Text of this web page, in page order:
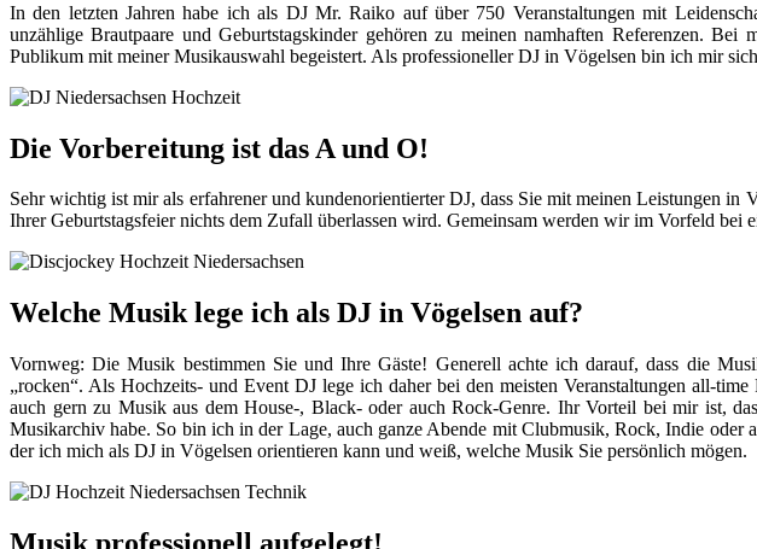
In den letzten Jahren habe ich als DJ Mr. Raiko auf über 750 Veranstaltungen mit
unzählige Brautpaare und Geburtstagskinder gehören zu meinen namhaften Referenzen.
Publikum mit meiner Musikauswahl begeistert. Als professioneller DJ in Vögelsen bin ich mir
Die Vorbereitung ist das A und O!
Sehr wichtig ist mir als erfahrener und kundenorientierter DJ, dass Sie mit meinen Leistungen
Ihrer Geburtstagsfeier nichts dem Zufall überlassen wird. Gemeinsam werden wir im Vorfeld
Welche Musik lege ich als DJ in Vögelsen auf?
Vornweg: Die Musik bestimmen Sie und Ihre Gäste! Generell achte ich darauf, dass die
„rocken“. Als Hochzeits- und Event DJ lege ich daher bei den meisten Veranstaltungen all-
auch gern zu Musik aus dem House-, Black- oder auch Rock-Genre. Ihr Vorteil bei mir ist,
Musikarchiv habe. So bin ich in der Lage, auch ganze Abende mit Clubmusik, Rock, Indie
der ich mich als DJ in Vögelsen orientieren kann und weiß, welche Musik Sie persönlich mögen.